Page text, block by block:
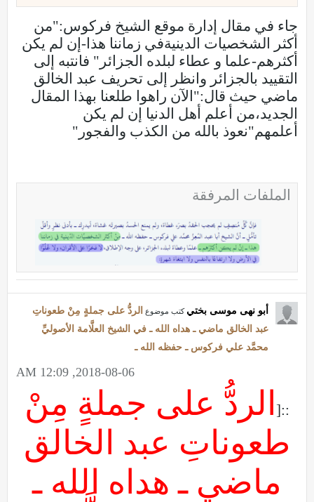
جاء في مقال إدارة موقع الشيخ فركوس:"من
أكثر الشخصيات الدينيةفي زماننا هذا-إن لم يكن
أكثرهم-علما و عطاء لبلده الجزائر" فانتبه إلى
التقييد بالجزائر وانظر إلى تحريف عبد الخالق
ماضي حيث قال:"الآن راهوا طلعنا بهذا المقال
الجديد،من أعلم أهل الدنيا إن لم يكن
أعلمهم"نعوذ بالله من الكذب والفجور"
الملفات المرفقة
أبو نهى موسى بختي كتب موضوع
الردُّ على جملةٍ مِنْ طعوناتِ
عبد الخالق ماضي ـ هداه الله ـ في الشيخ العلَّامة الأصوليِّ
محمَّد علي فركوس ـ حفظه الله ـ
2018-08-06, 12:09 AM
::[
الردُّ على جملةٍ مِنْ
طعوناتِ عبد الخالق
ماضي ـ هداه الله ـ